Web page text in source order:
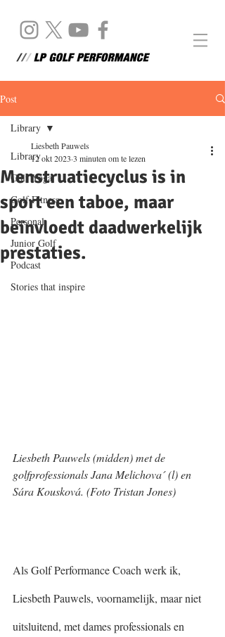
Post
Library
Golf Yoga
Golf Fitness
Personal
Junior Golf
Podcast
Stories that inspire
Library
Menstruatiecyclus is in
sport een taboe, maar
beïnvloedt daadwerkelijk
prestaties.
Liesbeth Pauwels
12 okt 2023 3 minuten om te lezen
Liesbeth Pauwels (midden) met de
golfprofessionals Jana Melichova´ (l) en
Sára Kousková. (Foto Tristan Jones)
Als Golf Performance Coach werk ik,
Liesbeth Pauwels, voornamelijk, maar niet
uitsluitend, met dames professionals en